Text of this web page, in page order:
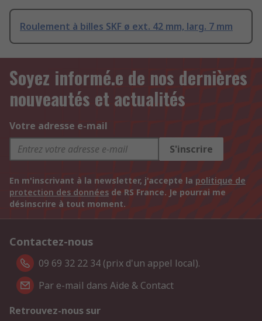
Roulement à billes SKF ø ext. 42 mm, larg. 7 mm
Soyez informé.e de nos dernières
nouveautés et actualités
Votre adresse e-mail
S'inscrire
En m'inscrivant à la newsletter, j'accepte la politique de
protection des données de RS France. Je pourrai me
désinscrire à tout moment.
Contactez-nous
09 69 32 22 34 (prix d'un appel local).
Par e-mail dans Aide & Contact
Retrouvez-nous sur